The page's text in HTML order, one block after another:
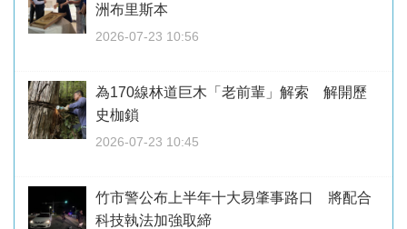
洲布里斯本
2026-07-23 10:56
為170線林道巨木「老前輩」解索 解開歷
史枷鎖
2026-07-23 10:45
竹市警公布上半年十大易肇事路口 將配合
科技執法加強取締